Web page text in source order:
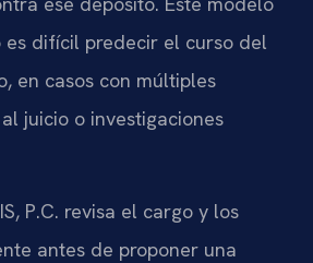
es difícil predecir el curso del
en casos con múltiples
juicio o investigaciones
P.C. revisa el cargo y los
antes de proponer una